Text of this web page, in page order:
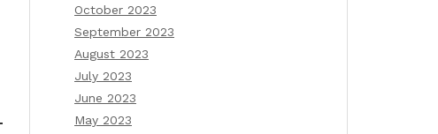
October 2023
September 2023
August 2023
July 2023
June 2023
May 2023